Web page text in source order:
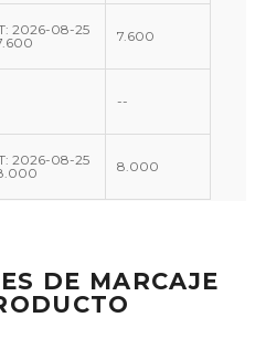
2026-08-25
7.600
--
2026-08-25
8.000
DE MARCAJE